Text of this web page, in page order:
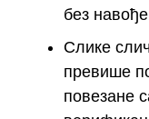
без
Слике
превише
повезане